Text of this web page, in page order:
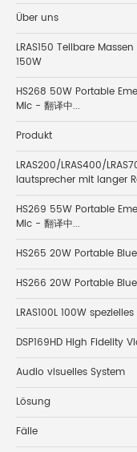
Über uns
LRAS150 Teilbare
150W
HS268 50W Portable
Mic - 翻译中...
Produkt
LRAS200/LRAS400/
lautsprecher mit langer
HS269 55W Portable
Mic - 翻译中...
HS265 20W Portable
HS266 20W Portable
LRAS100L 100W
DSP169HD High Fidelity
Audio visuelles System
Lösung
Fälle